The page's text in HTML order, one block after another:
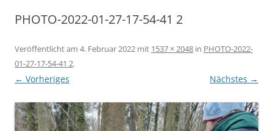
PHOTO-2022-01-27-17-54-41 2
Veröffentlicht am 4. Februar 2022 mit 1537 × 2048 in PHOTO-2022-
01-27-17-54-41 2.
← Vorheriges Nächstes →